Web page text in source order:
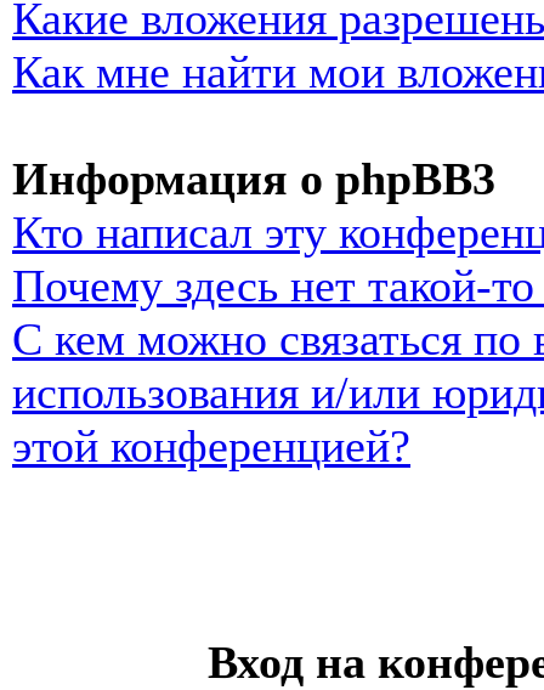
Какие вложения
Как мне найти мои
Информация о phpBB3
Кто написал эту
Почему здесь нет такой-
С кем можно связаться по
использования и/или
этой конференцией?
Вход на